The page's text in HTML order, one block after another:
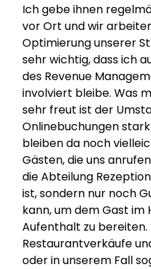
Ich gebe ihnen
vor Ort und wir
Optimierung unserer
sehr wichtig, dass ich
des Revenue
involviert bleibe. Was
sehr freut ist der
Onlinebuchungen
bleiben da noch
Gästen, die uns
die Abteilung
ist, sondern nur noch
kann, um dem Gast im
Aufenthalt zu
Restaurantverkäufe
oder in unserem Fall